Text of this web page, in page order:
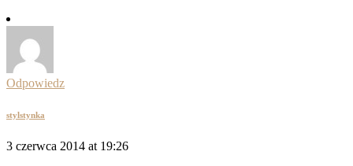
Odpowiedz
stylstynka
3 czerwca 2014 at 19:26